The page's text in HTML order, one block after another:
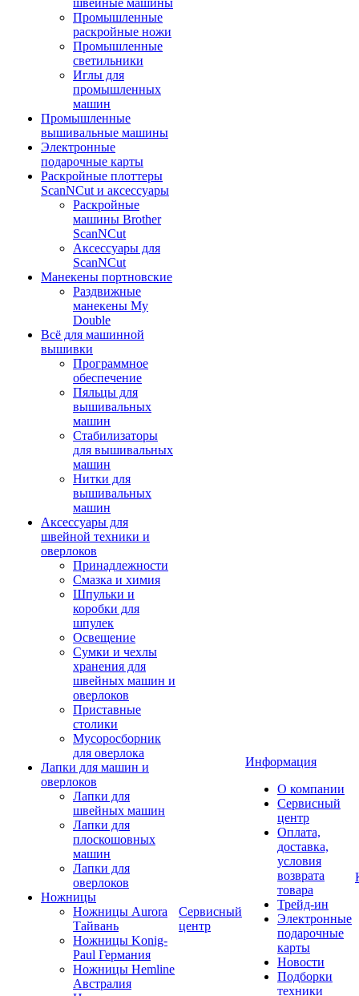
швейные машины
Промышленные
раскройные ножи
Промышленные
светильники
Иглы для
промышленных
машин
Промышленные
вышивальные машины
Электронные
подарочные карты
Раскройные плоттеры
ScanNCut и аксессуары
Раскройные
машины Brother
ScanNCut
Аксессуары для
ScanNCut
Манекены портновские
Раздвижные
манекены My
Double
Всё для машинной
вышивки
Программное
обеспечение
Пяльцы для
вышивальных
машин
Стабилизаторы
для вышивальных
машин
Нитки для
вышивальных
машин
Аксессуары для
швейной техники и
оверлоков
Принадлежности
Смазка и химия
Шпульки и
коробки для
шпулек
Освещение
Сумки и чехлы
хранения для
швейных машин и
оверлоков
Приставные
столики
Мусоросборник
для оверлока
Лапки для машин и
оверлоков
Лапки для
швейных машин
Лапки для
плоскошовных
машин
Лапки для
оверлоков
Ножницы
Ножницы Aurora
Тайвань
Ножницы Konig-
Paul Германия
Ножницы Hemline
Австралия
Сервисный
центр
Информация
О компании
Сервисный
центр
Оплата,
доставка,
условия
возврата
товара
Трейд-ин
Электронные
подарочные
карты
Новости
Подборки
техники